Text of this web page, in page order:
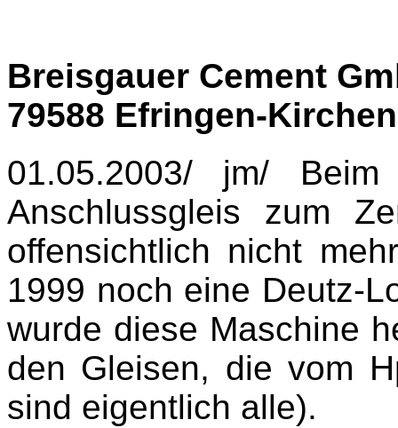
Breisgauer Cement
79588 Efringen-
01.05.2003/ jm/
Anschlussgleis zum
offensichtlich nicht
1999 noch eine Deutz-
wurde diese Maschine
den Gleisen, die vom
sind eigentlich alle).